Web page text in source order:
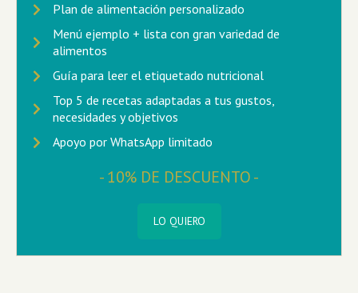
Plan de alimentación personalizado
Menú ejemplo + lista con gran variedad de
alimentos
Guía para leer el etiquetado nutricional
Top 5 de recetas adaptadas a tus gustos,
necesidades y objetivos
Apoyo por WhatsApp limitado
- 10% DE DESCUENTO -
LO QUIERO